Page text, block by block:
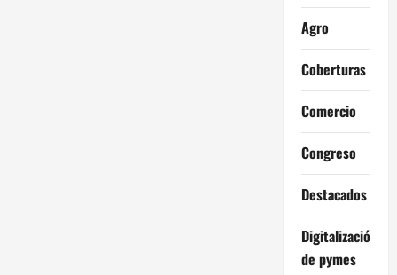
Agro
Coberturas
Comercio
Congreso
Destacados
Digitalización
de pymes